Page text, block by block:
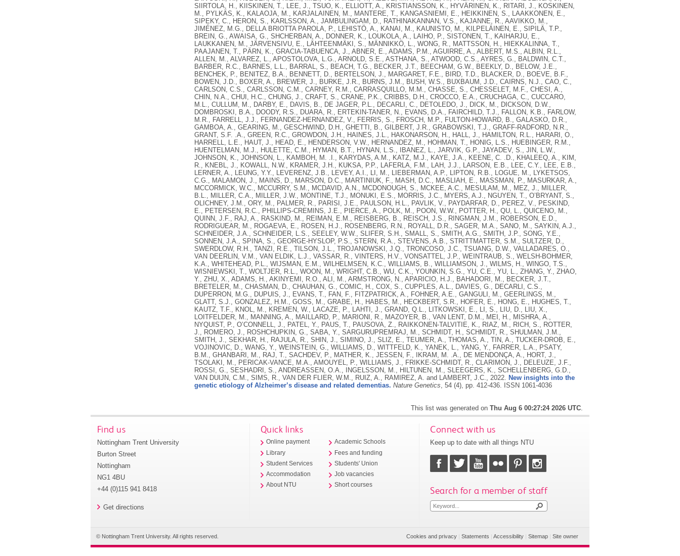
2022.
New insights into the
genetic etiology of Alzheimer’s disease and related dementias. Nature Genetics , 54 (4), pp. 412-436. ISSN 1061-4036
This list was generated onThu Aug 6 00:27:24 2026 UTC
Find us
Nottingham Trent University
Burton Street
Nottingham
NG1 4BU
+44 (0)115 941 8418
Get directions
Quick links
Online payment
Library
Student Services
Accommodation
About NTU
Academic Schools
Fees and funding
Students' Union
Job vacancies
Short courses
Connect with us
Keep up to date with all things NTU
Search for a member of staff
© Nottingham Trent University. All rights reserved. Cookies and privacy |Statements |Accessibility |Sitemap |Site owner